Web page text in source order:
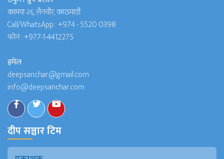
कामपा २६, लैनचौर, काठमाडौं
Call/WhatsApp :+974 - 5520 0398
फोन :+977-1-4412275
इमेल
deepsanchar@gmail.com
info@deepsanchar.com
दीप सञ्चार टिम